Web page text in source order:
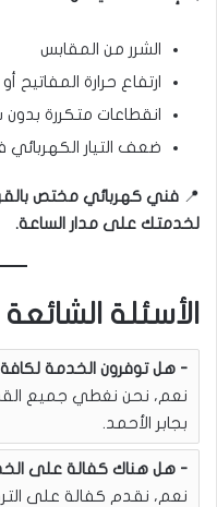
الشرر من المقابس
ارتفاع حرارة المفاتيح
انقطاعات متكررة
ضعف التيار الكهربائي
📍 فني كهربائي مختص
لخدمتك على مدار الساعة.
الأسئلة
هل توفرون الخدمة لكافة
نعم، نحن نغطي جميع
بجابر الأحمد.
هل هناك كفالة على
نعم، نقدم كفالة على